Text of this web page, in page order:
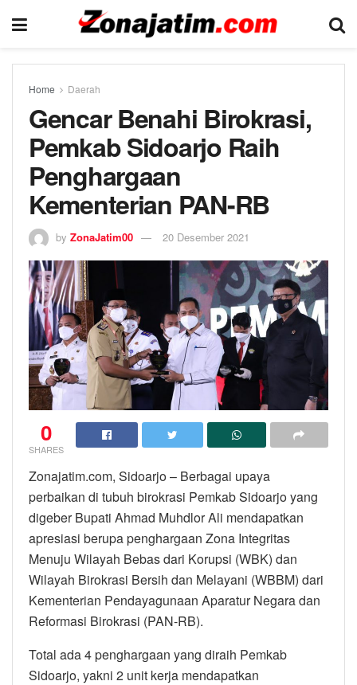
Home Daerah
Gencar Benahi Birokrasi,
Pemkab Sidoarjo Raih
Penghargaan
Kementerian PAN-RB
by ZonaJatim00 20 Desember 2021
0
SHARES
Zonajatim.com, Sidoarjo – Berbagai upaya
perbaikan di tubuh birokrasi Pemkab Sidoarjo yang
digeber Bupati Ahmad Muhdlor Ali mendapatkan
apresiasi berupa penghargaan Zona Integritas
Menuju Wilayah Bebas dari Korupsi (WBK) dan
Wilayah Birokrasi Bersih dan Melayani (WBBM) dari
Kementerian Pendayagunaan Aparatur Negara dan
Reformasi Birokrasi (PAN-RB).
Total ada 4 penghargaan yang diraih Pemkab
Sidoarjo, yakni 2 unit kerja mendapatkan